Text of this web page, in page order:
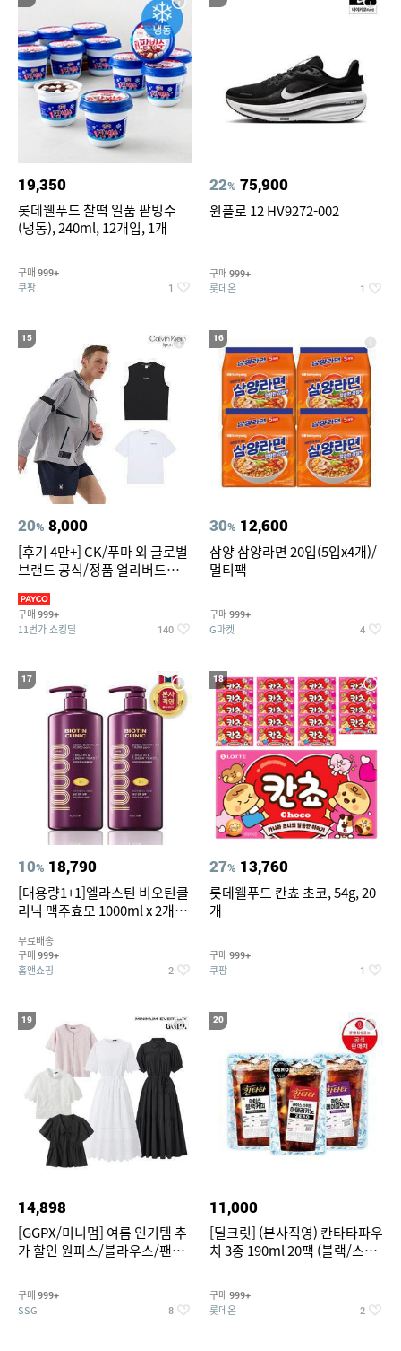
19,350
롯데웰푸드 찰떡 일품 팥빙수
(냉동), 240ml, 12개입, 1개
구매 999+
쿠팡 1
22% 75,900
윈플로 12 HV9272-002
구매 999+
롯데온 1
15
20% 8,000
[후기 4만+] CK/푸마 외 글로벌
브랜드 공식/정품 얼리버드
구매 999+
11번가 쇼킹딜 140
16
30% 12,600
삼양 삼양라면 20입(5입x4개)/
멀티팩
구매 999+
G마켓 4
17
10% 18,790
[대용량1+1]엘라스틴 비오틴클
리닉 맥주효모 1000ml x 2개
무료배송
구매 999+
홈앤쇼핑 2
18
27% 13,760
롯데웰푸드 칸쵸 초코, 54g, 20
개
구매 999+
쿠팡 1
19
14,898
[GGPX/미니멈] 여름 인기템 추
가 할인 원피스/블라우스/팬츠
구매 999+
SSG 8
20
11,000
[딜크릿] (본사직영) 칸타타파우
치 3종 190ml 20팩 (블랙/스위
구매 999+
롯데온 2